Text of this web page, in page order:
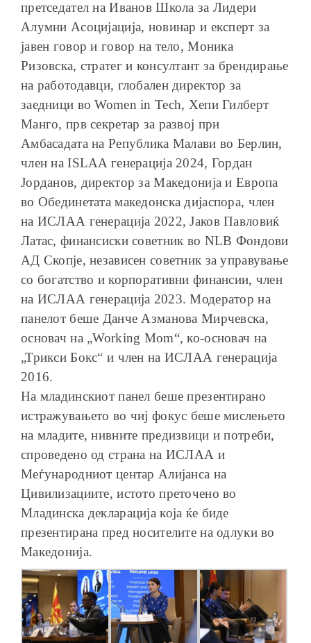
претседател на Иванов Школа за Лидери
Алумни Асоцијација, новинар и експерт за
јавен говор и говор на тело, Моника
Ризовска, стратег и консултант за брендирање
на работодавци, глобален директор за
заедници во Women in Tech, Хепи Гилберт
Манго, прв секретар за развој при
Амбасадата на Република Малави во Берлин,
член на ISLAA генерација 2024, Гордан
Јорданов, директор за Македонија и Европа
во Обединетата македонска дијаспора, член
на ИСЛАА генерација 2022, Јаков Павловиќ
Латас, финансиски советник во NLB Фондови
АД Скопје, независен советник за управување
со богатство и корпоративни финансии, член
на ИСЛАА генерација 2023. Модератор на
панелот беше Данче Азманова Мирчевска,
основач на „Working Mom“, ко-основач на
„Трикси Бокс“ и член на ИСЛАА генерација
2016.
На младинскиот панел беше презентирано
истражувањето во чиј фокус беше мислењето
на младите, нивните предизвици и потреби,
спроведено од страна на ИСЛАА и
Меѓународниот центар Алијанса на
Цивилизациите, истото преточено во
Младинска декларација која ќе биде
презентирана пред носителите на одлуки во
Македонија.